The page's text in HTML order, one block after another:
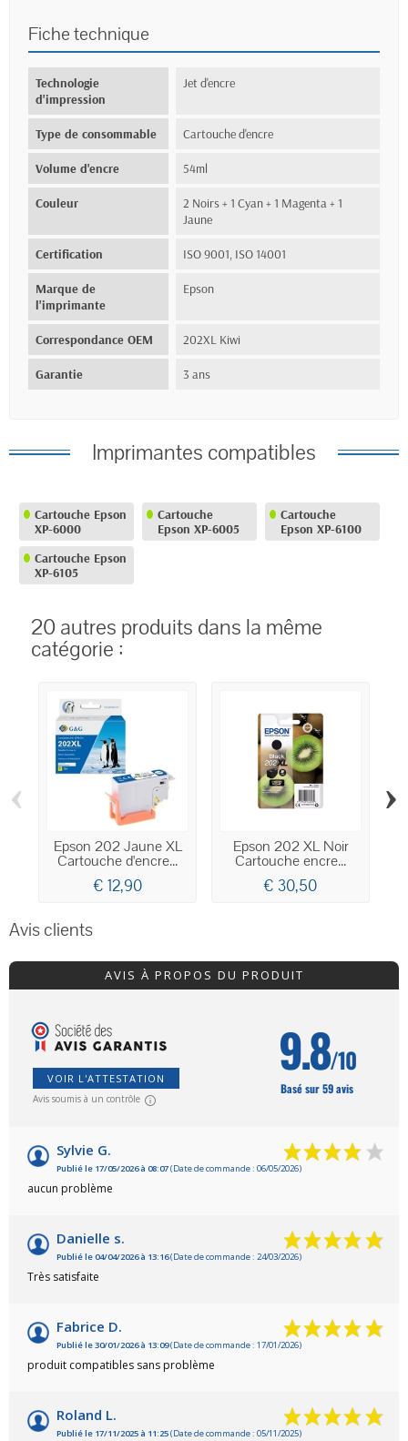
Fiche technique
Technologie
d'impression
Jet d'encre
Type de consommable Cartouche d'encre
Volume d'encre 54ml
Couleur
2 Noirs + 1 Cyan + 1 Magenta + 1
Jaune
Certification ISO 9001, ISO 14001
Marque de
l'imprimante
Epson
Correspondance OEM 202XL Kiwi
Garantie 3 ans
Imprimantes compatibles
Cartouche Epson
XP-6000
Cartouche
Epson XP-6005
Cartouche
Epson XP-6100
Cartouche Epson
XP-6105
20 autres produits dans la même
catégorie :
Epson 202 Jaune XL
Cartouche d'encre...
€ 12,90
Epson 202 XL Noir
Cartouche encre...
€ 30,50
‹ ›
Avis clients
AVIS À PROPOS DU PRODUIT
VOIR L'ATTESTATION
Avis soumis à un contrôle
9.8/10
Basé sur 59 avis
Sylvie G.
Publié le 17/05/2026 à 08:07(Date de commande : 06/05/2026)
aucun problème
Danielle s.
Publié le 04/04/2026 à 13:16(Date de commande : 24/03/2026)
Très satisfaite
Fabrice D.
Publié le 30/01/2026 à 13:09(Date de commande : 17/01/2026)
produit compatibles sans problème
Roland L.
Publié le 17/11/2025 à 11:25(Date de commande : 05/11/2025)